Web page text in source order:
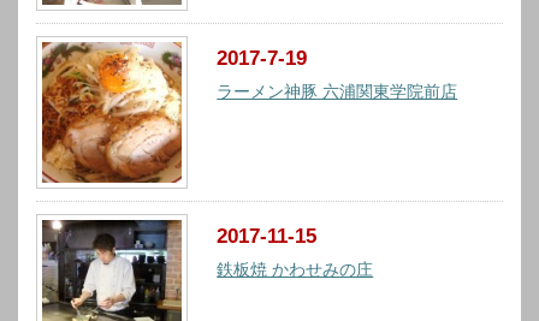
2017-7-19
ラーメン神豚 六浦関東学院前店
2017-11-15
鉄板焼 かわせみの庄